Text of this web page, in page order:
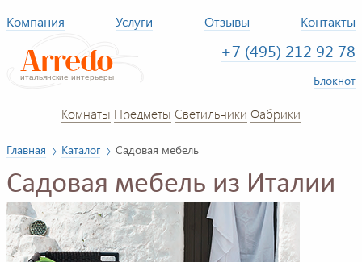
Компания Услуги Отзывы Контакты
+7 (495) 212 92 78
Блокнот
Комнаты Предметы Светильники Фабрики
Главная Каталог Садовая мебель
Садовая мебель из Италии